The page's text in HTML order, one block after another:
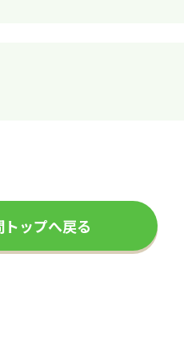
ップへ戻る